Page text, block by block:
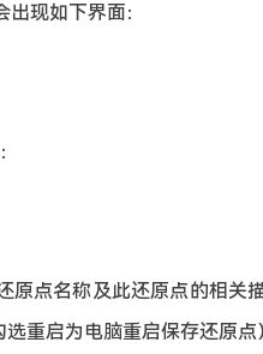
出现如下界面：
原点名称及此还原点的相关
重启为电脑重启保存还原点